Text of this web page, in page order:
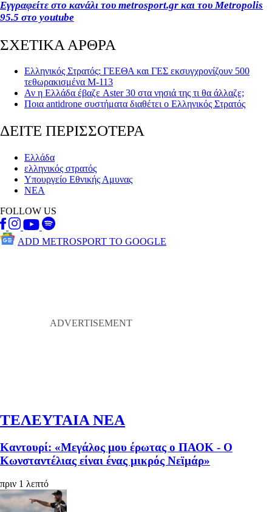
Εγγραφείτε στο κανάλι του metrosport.gr και του Metropolis
95.5 στο youtube
ΣΧΕΤΙΚΑ ΑΡΘΡΑ
Ελληνικός Στρατός: ΓΕΕΘΑ και ΓΕΣ εκσυγχρονίζουν 500
τεθωρακισμένα Μ-113
Αν η Ελλάδα έβαζε Aster 30 στα νησιά της τι θα άλλαζε;
Ποια antidrone συστήματα διαθέτει ο Ελληνικός Στρατός
ΔΕΙΤΕ ΠΕΡΙΣΣΟΤΕΡΑ
Ελλάδα
ελληνικός στρατός
Υπουργείο Εθνικής Αμυνας
ΝΕΑ
FOLLOW US
ADD METROSPORT TO GOOGLE
ΤΕΛΕΥΤΑΙΑ ΝΕΑ
Καντουρί: «Μεγάλος μου έρωτας ο ΠΑΟΚ - Ο
Κωνσταντέλιας είναι ένας μικρός Νεϊμάρ»
πριν 1 λεπτό